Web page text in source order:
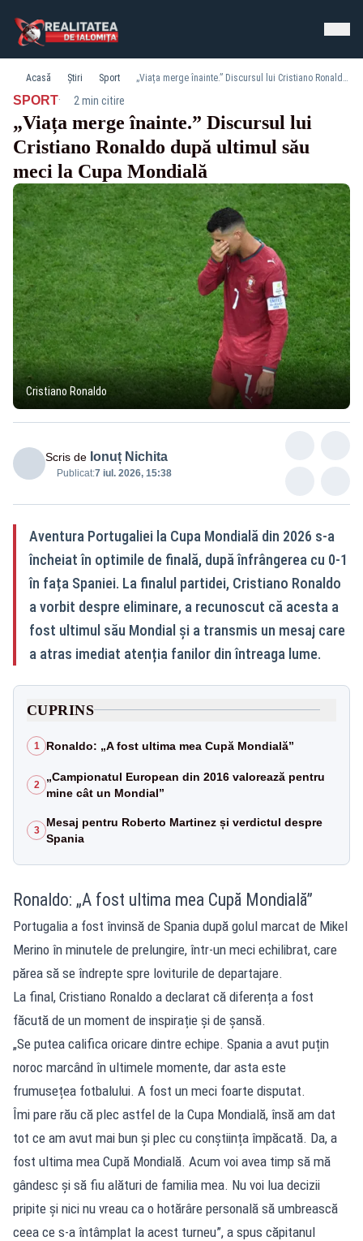
Acasă Știri Sport „Viața merge înainte.” Discursul lui Cristiano Ronaldo după ultimul său meci la Cupa Mondială
SPORT· 2 min citire
„Viața merge înainte.” Discursul lui
Cristiano Ronaldo după ultimul său
meci la Cupa Mondială
Cristiano Ronaldo
Scris de Ionuț Nichita
Publicat:7 iul. 2026, 15:38
Aventura Portugaliei la Cupa Mondială din 2026 s-a
încheiat în optimile de finală, după înfrângerea cu 0-1
în fața Spaniei. La finalul partidei, Cristiano Ronaldo
a vorbit despre eliminare, a recunoscut că acesta a
fost ultimul său Mondial și a transmis un mesaj care
a atras imediat atenția fanilor din întreaga lume.
CUPRINS
1 Ronaldo: „A fost ultima mea Cupă Mondială”
2
„Campionatul European din 2016 valorează pentru
mine cât un Mondial”
3
Mesaj pentru Roberto Martinez și verdictul despre
Spania
Ronaldo: „A fost ultima mea Cupă Mondială”
Portugalia a fost învinsă de Spania după golul marcat de Mikel
Merino în minutele de prelungire, într-un meci echilibrat, care
părea să se îndrepte spre loviturile de departajare.
La final, Cristiano Ronaldo a declarat că diferența a fost
făcută de un moment de inspirație și de șansă.
„Se putea califica oricare dintre echipe. Spania a avut puțin
noroc marcând în ultimele momente, dar asta este
frumusețea fotbalului. A fost un meci foarte disputat.
Îmi pare rău că plec astfel de la Cupa Mondială, însă am dat
tot ce am avut mai bun și plec cu conștiința împăcată. Da, a
fost ultima mea Cupă Mondială. Acum voi avea timp să mă
gândesc și să fiu alături de familia mea. Nu voi lua decizii
pripite și nici nu vreau ca o hotărâre personală să umbrească
ceea ce s-a întâmplat la acest turneu”, a spus căpitanul